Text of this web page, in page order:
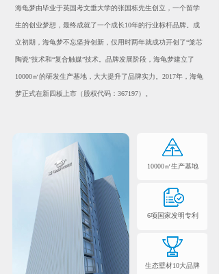
海龟梦由毕业于英国考文垂大学的张国栋先生创立，一个留学
生的创业梦想，最终成就了一个成长10年的行业标杆品牌。成
立初期，海龟梦不忘坚持创新，仅用时两年就成功开创了“笼芯
陶瓷”技术和“复合触媒”技术。品牌发展阶段，海龟梦建立了
10000㎡的研发生产基地，大大提升了品牌实力。2017年，海龟
梦正式在新四板上市（股权代码：367197）。
10000㎡生产基地
6项国家发明专利
生态壁材10大品牌